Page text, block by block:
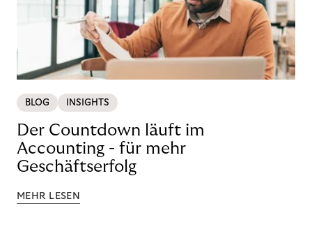
BLOG INSIGHTS
Der Countdown läuft im
Accounting - für mehr
Geschäftserfolg
MEHR LESEN